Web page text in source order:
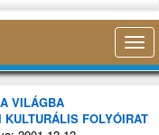
VILÁGBA
FOLYÓIRAT